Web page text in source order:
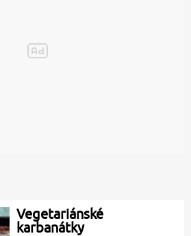
Vegetariánské
karbanátky